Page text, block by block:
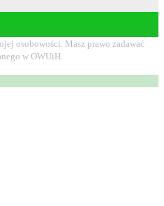
osobowości. Masz prawo zadawać
w OWUiH.